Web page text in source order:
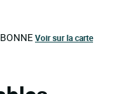
Voir sur la carte